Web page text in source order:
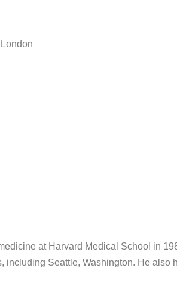
at Harvard Medical School in
including Seattle, Washington. He also